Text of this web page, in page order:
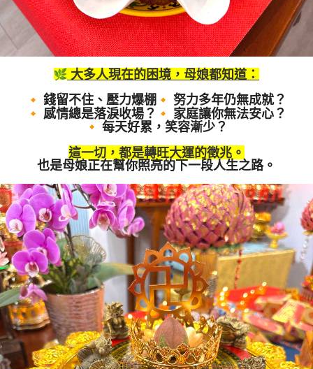
大多人現在的困境，母娘都知道：
錢留不住、壓力爆棚
努力多年仍無成就？
感情總是落淚收場？
家庭讓你無法安心？
每天好累，笑容漸少？
這一切，都是轉旺大運的徵兆 。
也是母娘正在幫你照亮的下一段人生之路。